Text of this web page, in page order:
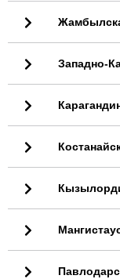
Западно-